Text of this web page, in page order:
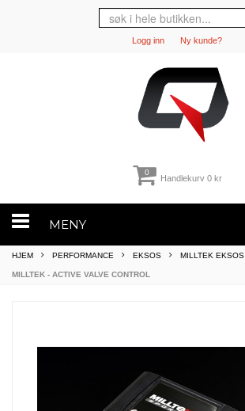
Logg inn Ny kunde?
0
Handlekurv 0 kr
MENY
HJEM PERFORMANCE EKSOS MILLTEK EKSOS
MILLTEK - ACTIVE VALVE CONTROL